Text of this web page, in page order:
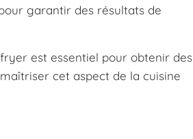
garantir des résultats de
est essentiel pour obtenir des
cet aspect de la cuisine